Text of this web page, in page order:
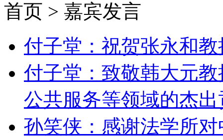
首页 > 嘉宾发言
付子堂：祝贺张永和
付子堂：致敬韩大元
公共服务等领域的杰出
孙笑侠：感谢法学所